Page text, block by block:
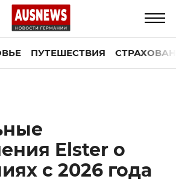
ПУТЕШЕСТВИЯ
Elster о
с 2026 года